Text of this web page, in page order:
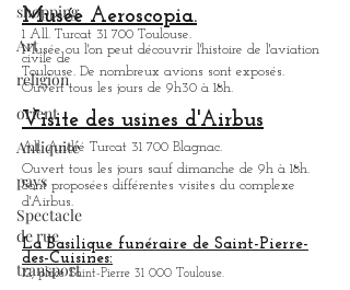
shopping
Art
religion
orient
Antiquité
pays
Spectacle
de rue
transport
Couvent des Jacobin.
Place des Jacobins 31 000 Toulouse.
Ouverture tous les jours sauf le lundi de 10h à 18h.
Musée Aeroscopia.
1 All. Turcat 31 700 Toulouse.
Musée ou
civile de
Toulouse. De nombreux avions sont exposés.
Ouvert tous les jours de 9h30 à 18h.
Visite des usines d'Airbus
All. André Turcat 31 700 Blagnac.
Ouvert tous les jours sauf dimanche de 9h à 18h.
Sont proposées différentes visites du complexe
d'Airbus.